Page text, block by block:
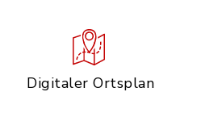
Digitaler Ortsplan